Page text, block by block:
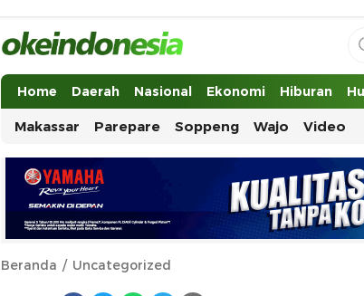
Okeindonesia.Online
Mengonlinekan Indonesia Secara Utuh
Home Daerah Nasional Ekonomi Hiburan
Makassar Parepare Soppeng Wajo Video
Beranda Uncategorized